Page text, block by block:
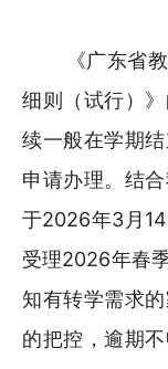
《广东省
细则（试行）
续一般在学期
申请办理。结
于2026年3月
受理2026年春
知有转学需求
的把控，逾期